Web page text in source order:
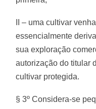
II – uma cultivar
essencialmente
sua exploração
autorização do titular
cultivar protegida.
§ 3º Considera-se